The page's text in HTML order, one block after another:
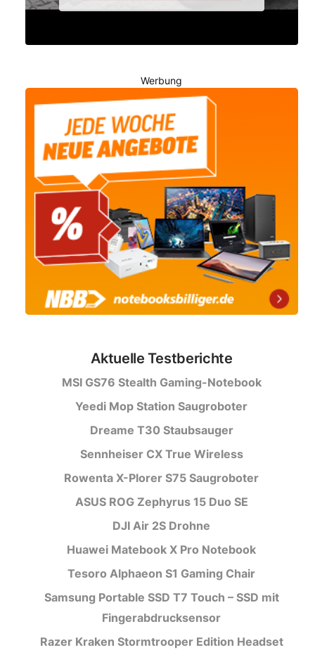
Werbung
Aktuelle Testberichte
MSI GS76 Stealth Gaming-Notebook
Yeedi Mop Station Saugroboter
Dreame T30 Staubsauger
Sennheiser CX True Wireless
Rowenta X-Plorer S75 Saugroboter
ASUS ROG Zephyrus 15 Duo SE
DJI Air 2S Drohne
Huawei Matebook X Pro Notebook
Tesoro Alphaeon S1 Gaming Chair
Samsung Portable SSD T7 Touch – SSD mit
Fingerabdrucksensor
Razer Kraken Stormtrooper Edition Headset